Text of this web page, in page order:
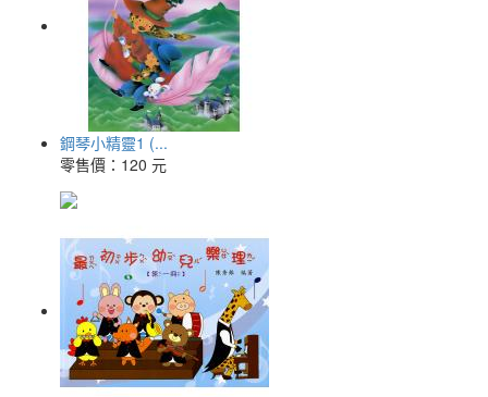
鋼琴小精靈1 (...
零售價： 120 元